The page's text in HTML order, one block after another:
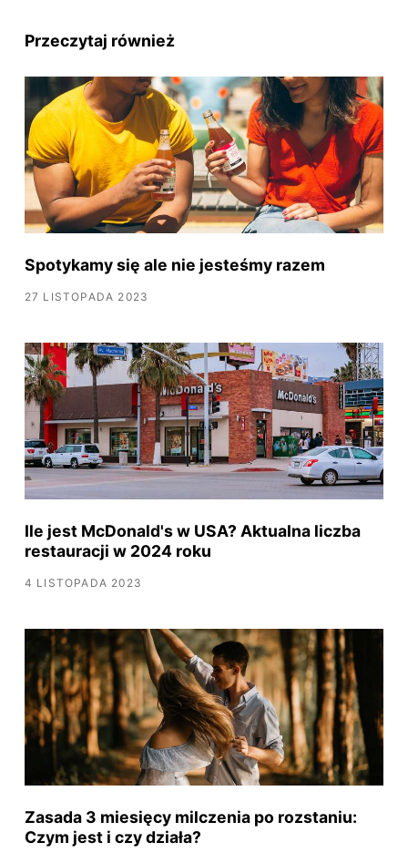
Przeczytaj również
Spotykamy się ale nie jesteśmy razem
27 LISTOPADA 2023
Ile jest McDonald's w USA? Aktualna liczba
restauracji w 2024 roku
4 LISTOPADA 2023
Zasada 3 miesięcy milczenia po rozstaniu:
Czym jest i czy działa?